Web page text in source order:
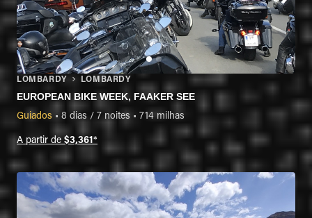
LOMBARDY LOMBARDY
EUROPEAN BIKE WEEK, FAAKER SEE
Guiados • 8 dias / 7 noites • 714 milhas
A partir de $3,361 *